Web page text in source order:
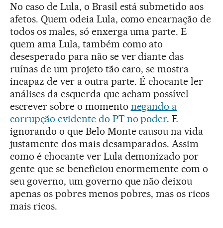
No caso de Lula, o Brasil está submetido aos
afetos. Quem odeia Lula, como encarnação de
todos os males, só enxerga uma parte. E
quem ama Lula, também como ato
desesperado para não se ver diante das
ruínas de um projeto tão caro, se mostra
incapaz de ver a outra parte. É chocante ler
análises da esquerda que acham possível
escrever sobre o momento negando a
corrupção evidente do PT no poder. E
ignorando o que Belo Monte causou na vida
justamente dos mais desamparados. Assim
como é chocante ver Lula demonizado por
gente que se beneficiou enormemente com o
seu governo, um governo que não deixou
apenas os pobres menos pobres, mas os ricos
mais ricos.